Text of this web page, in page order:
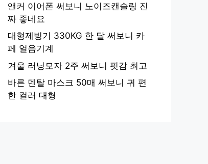
앤커 이어폰 써보니 노이즈캔슬링 진
짜 좋네요
대형제빙기 330KG 한 달 써보니 카
페 얼음기계
겨울 러닝모자 2주 써보니 핏감 최고
바른 덴탈 마스크 50매 써보니 귀 편
한 컬러 대형